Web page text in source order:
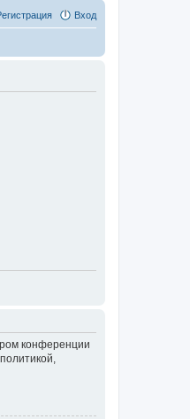
Вход
конференции